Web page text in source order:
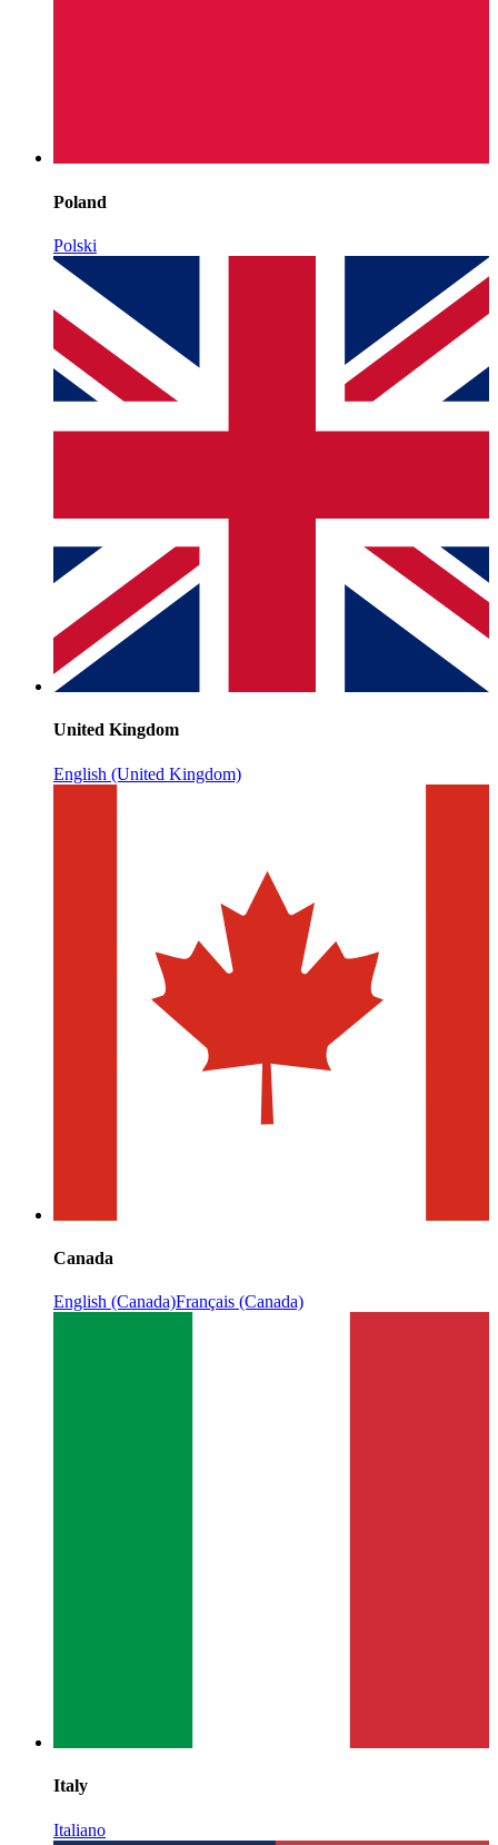
Poland
Polski
United Kingdom
English (United Kingdom)
Canada
English (Canada)Français (Canada)
Italy
Italiano